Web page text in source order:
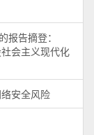
报告摘登：
会主义现代化
安全风险